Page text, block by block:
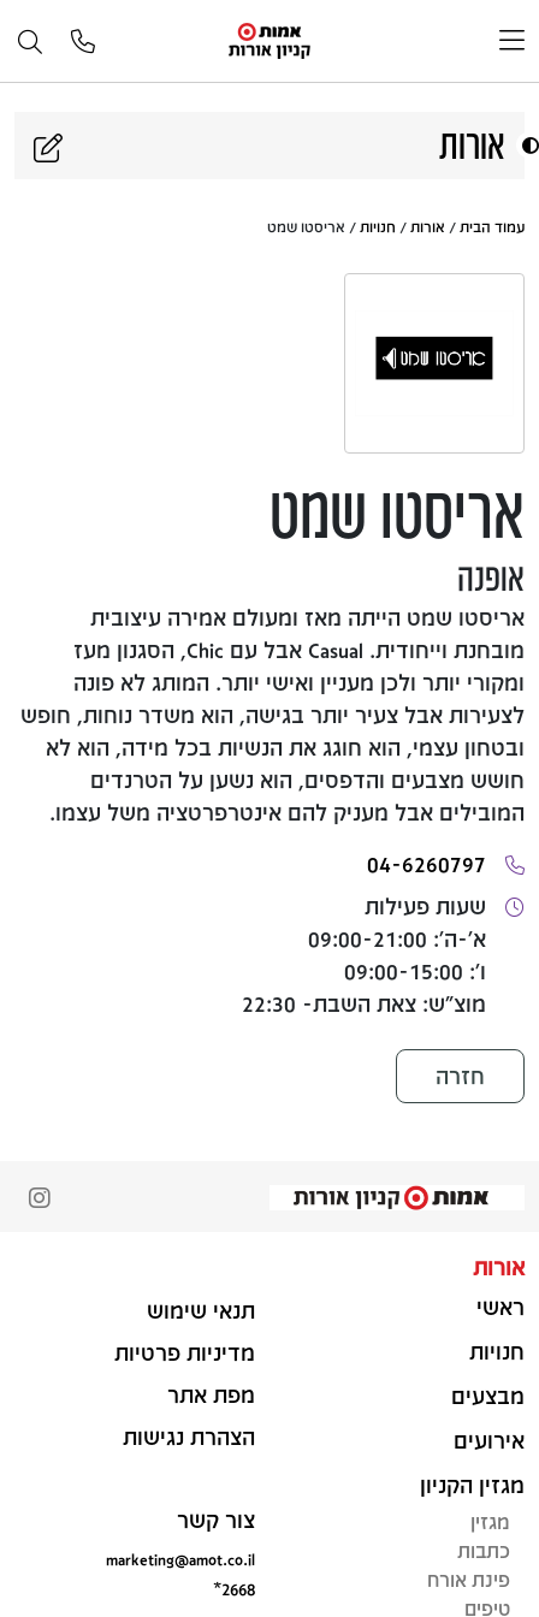
אורות
עמוד הבית / אורות / חנויות / אריסטו שמט
אריסטו שמט
אופנה
אריסטו שמט הייתה מאז ומעולם אמירה עיצובית
מובחנת וייחודית. Casual אבל עם Chic, הסגנון מעז
ומקורי יותר ולכן מעניין ואישי יותר. המותג לא פונה
לצעירות אבל צעיר יותר בגישה, הוא משדר נוחות, חופש
ובטחון עצמי, הוא חוגג את הנשיות בכל מידה, הוא לא
חושש מצבעים והדפסים, הוא נשען על הטרנדים
המובילים אבל מעניק להם אינטרפרטציה משל עצמו.
04-6260797
שעות פעילות
א'-ה': 09:00-21:00
ו': 09:00-15:00
מוצ"ש: צאת השבת- 22:30
חזרה
אורות
ראשי
חנויות
מבצעים
אירועים
מגזין הקניון
מגזין
כתבות
פינת אורח
טיפים
תנאי שימוש
מדיניות פרטיות
מפת אתר
הצהרת נגישות
צור קשר
marketing@amot.co.il
*2668